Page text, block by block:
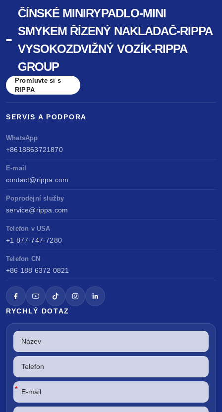
ČÍNSKÉ MINIRYPADLO-MINI
SMYKEM ŘÍZENÝ NAKLADAČ-RIPPA
VYSOKOZDVIŽNÝ VOZÍK-RIPPA
GROUP
Promluvte si s
RIPPA
SERVIS A PODPORA
WhatsApp
+8618863721870
E-mail
contact@rippa.com
Poprodejní služby
service@rippa.com
Telefon v USA
+1 877-747-7280
Telefon CN
+86 188 6372 0821
RYCHLÝ DOTAZ
*